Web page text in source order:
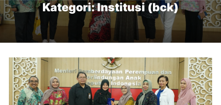
Kategori:Institusi (bck)